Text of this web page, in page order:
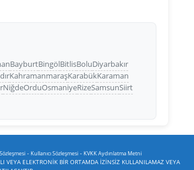
BayburtBingölBitlisBoluDiyarbakır
KahramanmaraşKarabükKaraman
NiğdeOrduOsmaniyeRizeSamsunSiirt
- Kullanıcı Sözleşmesi - KVKK Aydınlatma Metni
VEYA ELEKTRONİK BİR ORTAMDA İZİNSİZ KULLANILAMAZ VEYA